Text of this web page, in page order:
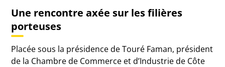
Une rencontre axée sur les filières
porteuses
Placée sous la présidence de Touré Faman, président
de la Chambre de Commerce et d’Industrie de Côte